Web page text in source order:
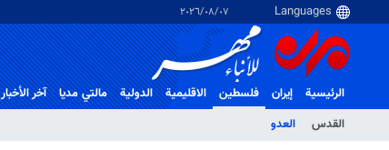
٠٧‏/٠٨‏/٢٠٢٦
الرئيسية إيران
فلسطین
القدس
العدو
الاقلیمیة الدولية مالتي مدیا آخر الأخبار